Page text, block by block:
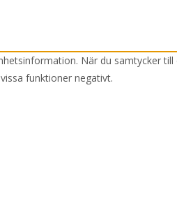
När du samtycker
funktioner negativt.